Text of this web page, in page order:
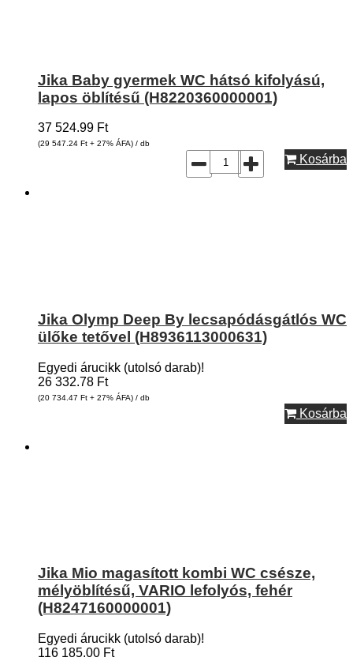
Jika Baby gyermek WC hátsó kifolyású,
lapos öblítésű (H8220360000001)
37 524.99 Ft
(29 547.24 Ft + 27% ÁFA) / db
Kosárba
Jika Olymp Deep By lecsapódásgátlós WC
ülőke tetővel (H8936113000631)
Egyedi árucikk (utolsó darab)!
26 332.78 Ft
(20 734.47 Ft + 27% ÁFA) / db
Kosárba
Jika Mio magasított kombi WC csésze,
mélyöblítésű, VARIO lefolyós, fehér
(H8247160000001)
Egyedi árucikk (utolsó darab)!
116 185.00 Ft